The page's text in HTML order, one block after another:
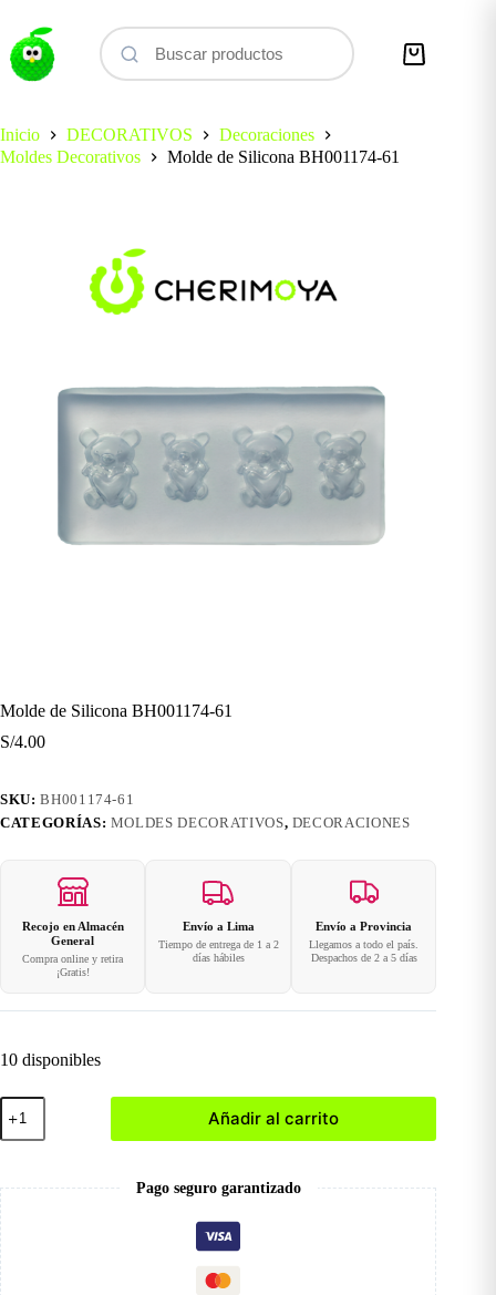
contenido
Carro
Inicio
DECORATIVOS
Decoraciones
Moldes Decorativos
Molde de Silicona BH001174-61
Molde de Silicona BH001174-61
S/4.00
SKU:BH001174-61
CATEGORÍAS: MOLDES DECORATIVOS, DECORACIONES
Recojo en Almacén
General
Compra online y retira
¡Gratis!
Envío a Lima
Tiempo de entrega de 1 a 2
días hábiles
Envío a Provincia
Llegamos a todo el país.
Despachos de 2 a 5 días
10 disponibles
Molde
de
Silicona
cantidad
Añadir al carrito
Pago seguro garantizado